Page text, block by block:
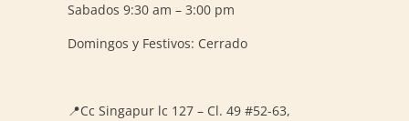
Sabados 9:30 am – 3:00 pm
Domingos y Festivos: Cerrado
📍Cc Singapur lc 127 – Cl. 49 #52-63,